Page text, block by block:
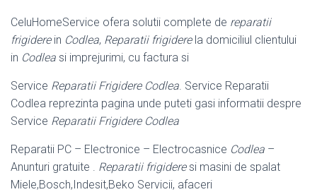
CeluHomeService ofera solutii complete de reparatii
frigiderein Codlea, Reparatii frigiderela domiciliul clientului
in Codlea si imprejurimi, cu factura si
Service Reparatii Frigidere Codlea . Service Reparatii
Codlea reprezinta pagina unde puteti gasi informatii despre
Service Reparatii Frigidere Codlea
Reparatii PC – Electronice – Electrocasnice Codlea –
Anunturi gratuite . Reparatii frigideresi masini de spalat
Miele,Bosch,Indesit,Beko Servicii, afaceri